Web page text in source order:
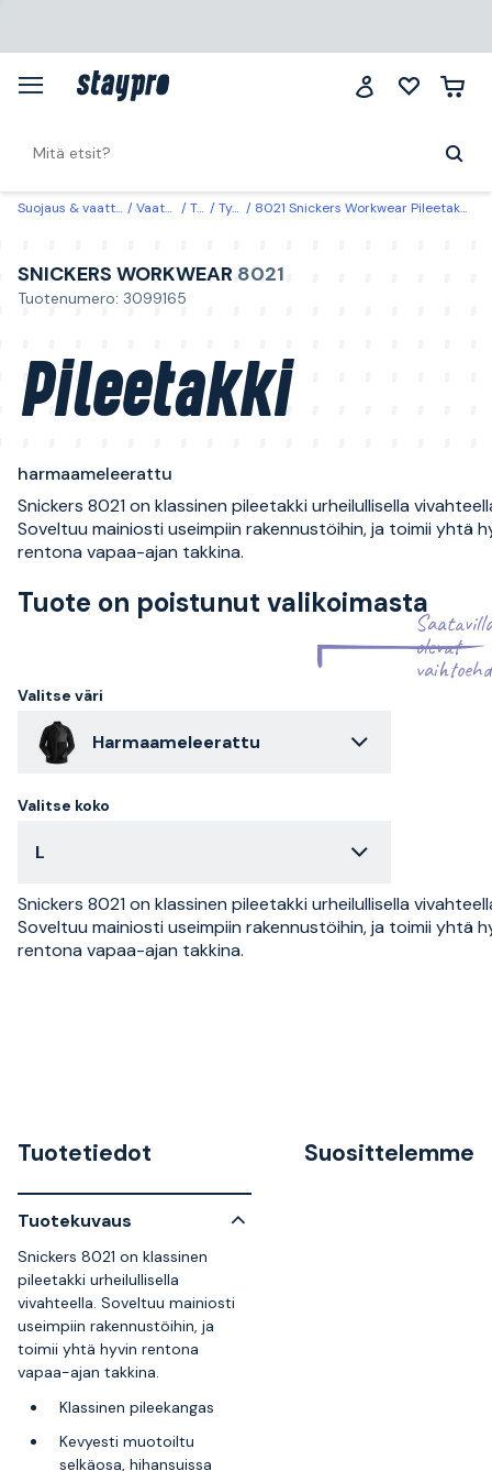
Suojaus & vaatteet Vaatteet Takit Työtakit 8021 Snickers Workwear Pileetakki harmaameleerattu Harmaameleerattu
SNICKERS WORKWEAR 8021
Tuotenumero: 3099165
Pileetakki
harmaameleerattu
Snickers 8021 on klassinen pileetakki urheilullisella
Soveltuu mainiosti useimpiin rakennustöihin, ja toimii yhtä
rentona vapaa-ajan takkina.
Tuote on poistunut valikoimasta
olevat
Valitse väri
Harmaameleerattu
Valitse koko
L
Snickers 8021 on klassinen pileetakki urheilullisella
Soveltuu mainiosti useimpiin rakennustöihin, ja toimii yhtä
rentona vapaa-ajan takkina.
Tuotetiedot
Tuotekuvaus
Snickers 8021 on klassinen
pileetakki urheilullisella
vivahteella. Soveltuu mainiosti
useimpiin rakennustöihin, ja
toimii yhtä hyvin rentona
vapaa-ajan takkina.
Klassinen pileekangas
Kevyesti muotoiltu
selkäosa, hihansuissa
Suosittelemme